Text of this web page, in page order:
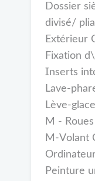
Dossier
divisé/
Extérieur
Fixation
Inserts
Lave-
Lève-
M -
M-Volant
Peinture